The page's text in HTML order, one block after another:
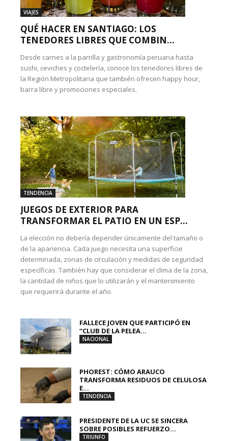
VIAJES
QUÉ HACER EN SANTIAGO: LOS
TENEDORES LIBRES QUE COMBIN...
Desde carnes a la parrilla y gastronomía peruana hasta
sushi, ceviches y coctelería, conoce los tenedores libres de
la Región Metropolitana que también ofrecen happy hour,
barra libre y promociones especiales.
TENDENCIA
JUEGOS DE EXTERIOR PARA
TRANSFORMAR EL PATIO EN UN ESP...
La elección no debería depender únicamente del tamaño o
de la apariencia. Cada juego necesita una superficie
determinada, zonas de circulación y medidas de seguridad
específicas. También hay que considerar el clima de la zona,
la cantidad de niños que lo utilizarán y el mantenimiento
que requerirá durante el año.
FALLECE JOVEN QUE PARTICIPÓ EN
“CLUB DE LA PELEA...
NACIONAL
PHOREST: CÓMO ARAUCO
TRANSFORMA RESIDUOS DE CELULOSA
E...
TENDENCIA
PRESIDENTE DE LA UC SE SINCERA
SOBRE POSIBLES REFUERZO...
TRIUNFO